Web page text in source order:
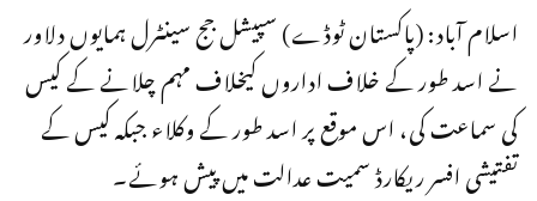
اسلام آباد: (پاکستان ٹوڈے) سپیشل جج سینٹرل ہمایوں دلاور
نے اسد طور کے خلاف اداروں کیخلاف مہم چلانے کے کیس
کی سماعت کی، اس موقع پر اسد طور کے وکلاء جبکہ کیس کے
تفتیشی افسر ریکارڈ سمیت عدالت میں پیش ہوئے۔